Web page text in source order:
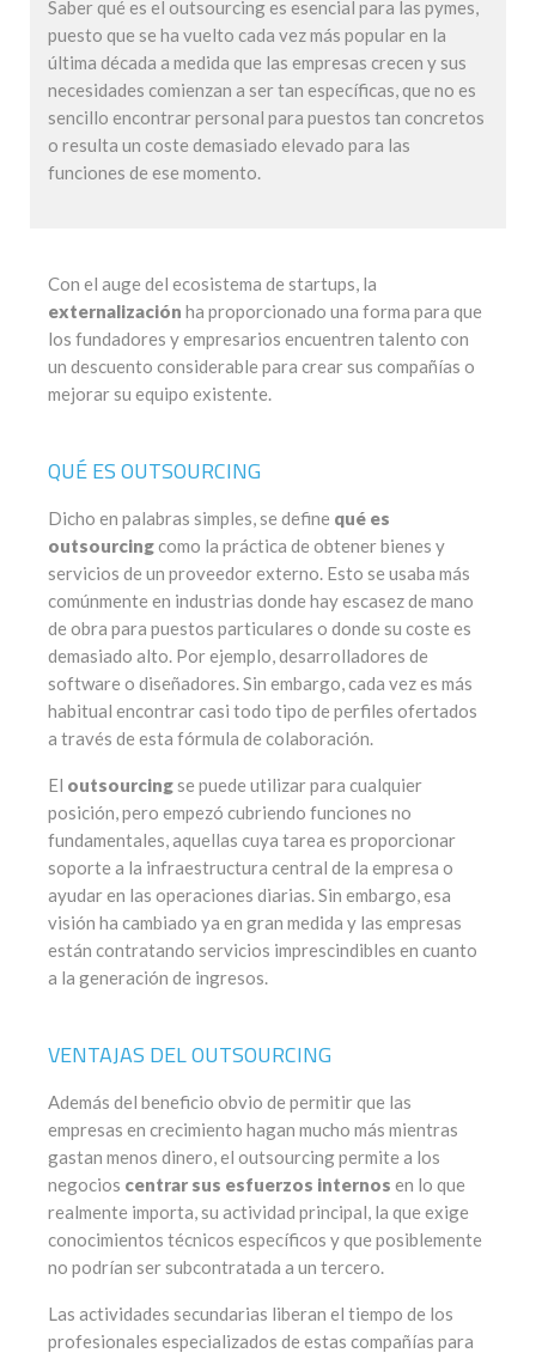
Saber qué es el outsourcing es esencial para las pymes,
puesto que se ha vuelto cada vez más popular en la
última década a medida que las empresas crecen y sus
necesidades comienzan a ser tan específicas, que no es
sencillo encontrar personal para puestos tan concretos
o resulta un coste demasiado elevado para las
funciones de ese momento.
Con el auge del ecosistema de startups, la
externalización ha proporcionado una forma para que
los fundadores y empresarios encuentren talento con
un descuento considerable para crear sus compañías o
mejorar su equipo existente.
QUÉ ES OUTSOURCING
Dicho en palabras simples, se define qué es
outsourcingcomo la práctica de obtener bienes y
servicios de un proveedor externo. Esto se usaba más
comúnmente en industrias donde hay escasez de mano
de obra para puestos particulares o donde su coste es
demasiado alto. Por ejemplo, desarrolladores de
software o diseñadores. Sin embargo, cada vez es más
habitual encontrar casi todo tipo de perfiles ofertados
a través de esta fórmula de colaboración.
El outsourcingse puede utilizar para cualquier
posición, pero empezó cubriendo funciones no
fundamentales, aquellas cuya tarea es proporcionar
soporte a la infraestructura central de la empresa o
ayudar en las operaciones diarias. Sin embargo, esa
visión ha cambiado ya en gran medida y las empresas
están contratando servicios imprescindibles en cuanto
a la generación de ingresos.
VENTAJAS DEL OUTSOURCING
Además del beneficio obvio de permitir que las
empresas en crecimiento hagan mucho más mientras
gastan menos dinero, el outsourcing permite a los
negocios centrar sus esfuerzos internos en lo que
realmente importa, su actividad principal, la que exige
conocimientos técnicos específicos y que posiblemente
no podrían ser subcontratada a un tercero.
Las actividades secundarias liberan el tiempo de los
profesionales especializados de estas compañías para